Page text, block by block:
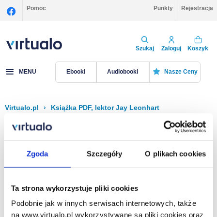
Zgoda Szczegóły O plikach cookies
Ta strona wykorzystuje pliki cookies
Podobnie jak w innych serwisach internetowych, także
na www.virtualo.pl wykorzystywane są pliki cookies oraz
Pomoc Punkty Rejestracja
Szukaj Zaloguj Koszyk
MENU Ebooki Audiobooki Nasze Ceny
Virtualo.pl › Książka PDF, lektor Jay Leonhart
Filtruj Sortuj
Na stronie